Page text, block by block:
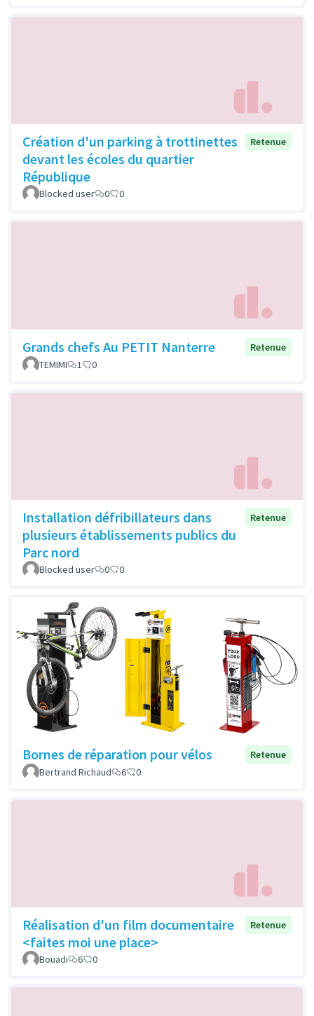
Création d'un parking à trottinettes
devant les écoles du quartier
République
Retenue
Blocked user 0 0
Grands chefs Au PETIT Nanterre
Retenue
TEMIMI
1 0
Installation défribillateurs dans
plusieurs établissements publics du
Parc nord
Retenue
Blocked user 0 0
Bornes de réparation pour vélos
Retenue
Bertrand Richaud
6 0
Réalisation d'un film documentaire
<faites moi une place>
Retenue
Bouadi 6 0